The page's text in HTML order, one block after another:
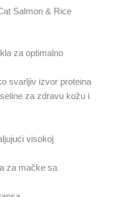
Salmon & Rice
za optimalno
svarljiv izvor proteina
za zdravu kožu i
visokoj
za mačke sa